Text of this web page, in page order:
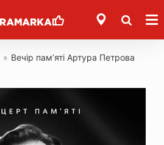
» Вечір памʼяті Артура Петрова